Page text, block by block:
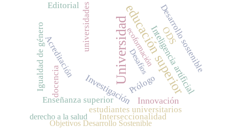
Universidadeducación superior
Investigación Inteligencia artificial
Innovación
ODS
Prólogo
Enseñanza superior
universidades
estudiantes universitarios
Acreditación
Igualdad de género docencia
Interseccionalidad
Desarrollo sostenible
Editorial
ecoformación
Objetivos Desarrollo Sostenible
Desafíos
derecho a la salud